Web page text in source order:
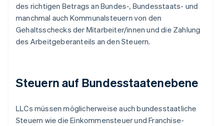
des richtigen Betrags an Bundes-, Bundesstaats- und
manchmal auch Kommunalsteuern von den
Gehaltsschecks der Mitarbeiter/innen und die Zahlung
des Arbeitgeberanteils an den Steuern.
Steuern auf Bundesstaatenebene
LLCs müssen möglicherweise auch bundesstaatliche
Steuern wie die Einkommensteuer und Franchise-